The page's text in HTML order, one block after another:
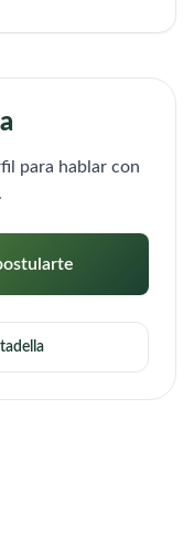
para hablar con